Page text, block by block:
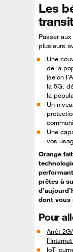
Les
Passer
plusieurs
Une
de la
(selon
la 5G,
la
Un
Une
vos
Orange
prêtes à
dont vous
Pour
Arrêt
IoT